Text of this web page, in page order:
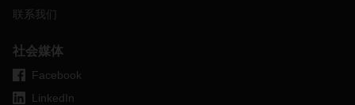
联系我们
社会媒体
Facebook
LinkedIn